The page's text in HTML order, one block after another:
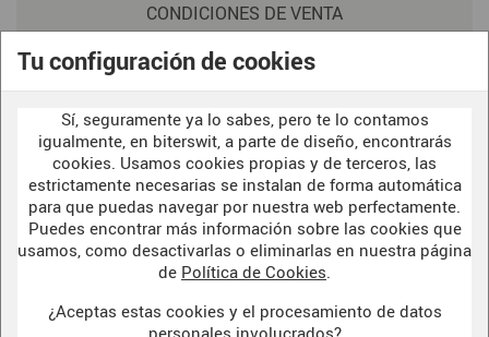
Tu configuración de cookies
Sí, seguramente ya lo sabes, pero te lo contamos
igualmente, en biterswit, a parte de diseño, encontrarás
cookies. Usamos cookies propias y de terceros, las
estrictamente necesarias se instalan de forma automática
para que puedas navegar por nuestra web perfectamente.
Puedes encontrar más información sobre las cookies que
usamos, como desactivarlas o eliminarlas en nuestra página
de Política de Cookies.
¿Aceptas estas cookies y el procesamiento de datos
personales involucrados?
CONDICIONES DE VENTA
POLITICA DE PRIVACIDAD
AVISO LEGAL
POLÍTICA DE COOKIES
WELCOME TO OUR
DARK SIDE
BITERSWIT STUDIO